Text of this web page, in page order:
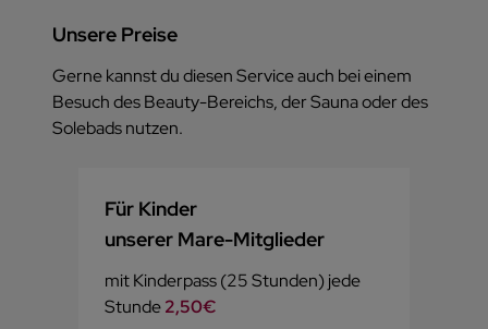
Unsere Preise
Gerne kannst du diesen Service auch bei einem
Besuch des Beauty-Bereichs, der Sauna oder des
Solebads nutzen.
Für Kinder
unserer Mare-Mitglieder
mit Kinderpass (25 Stunden) jede
Stunde2,50€